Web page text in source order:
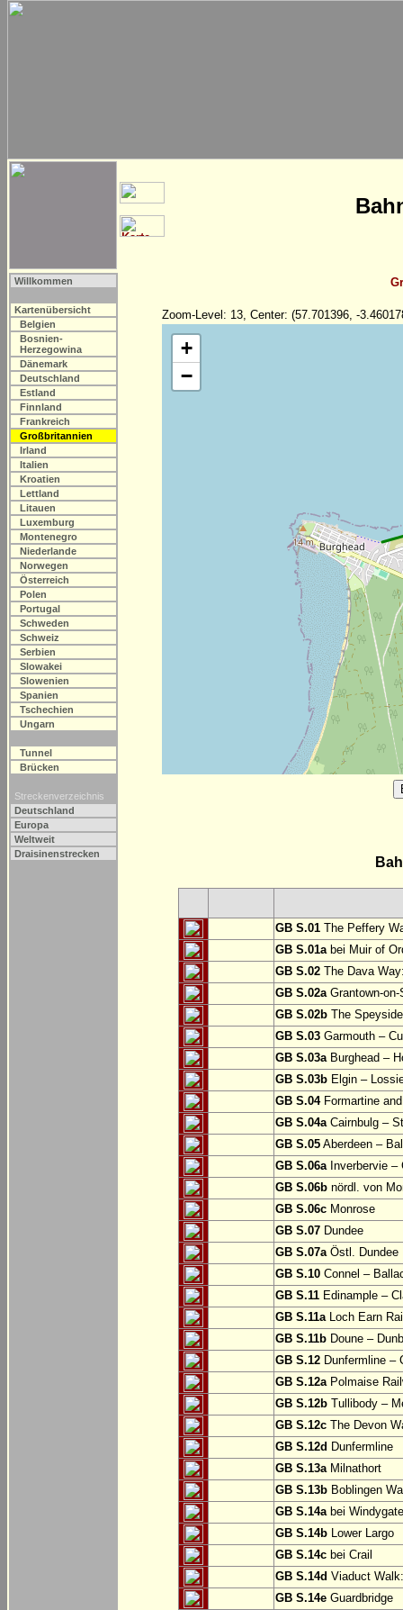
Willkommen
Kartenübersicht
Belgien
Bosnien-
Herzegowina
Dänemark
Deutschland
Estland
Finnland
Frankreich
Großbritannien
Irland
Italien
Kroatien
Lettland
Litauen
Luxemburg
Montenegro
Niederlande
Norwegen
Österreich
Polen
Portugal
Schweden
Schweiz
Serbien
Slowakei
Slowenien
Spanien
Tschechien
Ungarn
Tunnel
Brücken
Streckenverzeichnis
Deutschland
Europa
Weltweit
Draisinenstrecken
Zoom-Level: 13, Center: (57.701396, -
+
−
GB S.01 The Peffery
GB S.01abei Muir of
GB S.02 The Dava
GB S.02aGrantown-on-
GB S.02b The
GB S.03 Garmouth –
GB S.03aBurghead –
GB S.03b Elgin –
GB S.04Formartine
GB S.04aCairnbulg –
GB S.05 Aberdeen –
GB S.06aInverbervie –
GB S.06b nördl. von
GB S.06c Monrose
GB S.07 Dundee
GB S.07aÖstl. Dundee
GB S.10 Connel –
GB S.11 Edinample –
GB S.11aLoch Earn
GB S.11b Doune –
GB S.12 Dunfermline –
GB S.12aPolmaise
GB S.12b Tullibody –
GB S.12c The Devon
GB S.12d Dunfermline
GB S.13aMilnathort
GB S.13b Boblingen
GB S.14abei
GB S.14b Lower Largo
GB S.14c bei Crail
GB S.14d Viaduct
GB S.14e Guardbridge